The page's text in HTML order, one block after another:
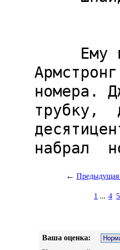
← Предыдущая
1 ... 4 5
Ваша оценка: